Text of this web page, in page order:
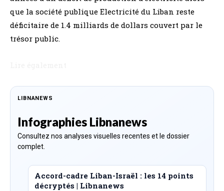
que la société publique Electricité du Liban reste
déficitaire de 1.4 milliards de dollars couvert par le
trésor public.
LIBNANEWS
Infographies Libnanews
Consultez nos analyses visuelles recentes et le dossier
complet.
Accord-cadre Liban-Israël : les 14 points
décryptés | Libnanews